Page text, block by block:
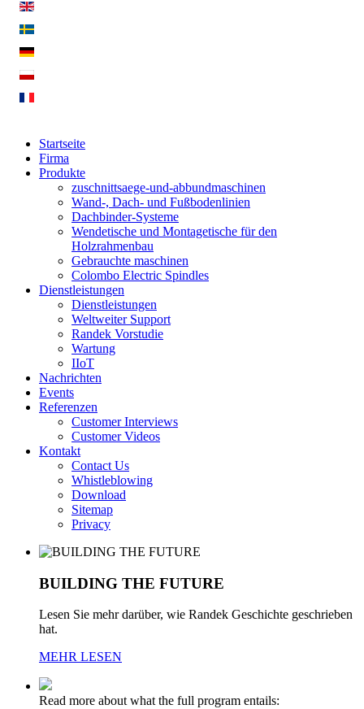
Startseite
Firma
Produkte
zuschnittsaege-und-abbundmaschinen
Wand-, Dach- und Fußbodenlinien
Dachbinder-Systeme
Wendetische und Montagetische für den
Holzrahmenbau
Gebrauchte maschinen
Colombo Electric Spindles
Dienstleistungen
Dienstleistungen
Weltweiter Support
Randek Vorstudie
Wartung
IIoT
Nachrichten
Events
Referenzen
Customer Interviews
Customer Videos
Kontakt
Contact Us
Whistleblowing
Download
Sitemap
Privacy
BUILDING THE FUTURE
Lesen Sie mehr darüber, wie Randek Geschichte geschrieben
hat.
MEHR LESEN
Read more about what the full program entails: